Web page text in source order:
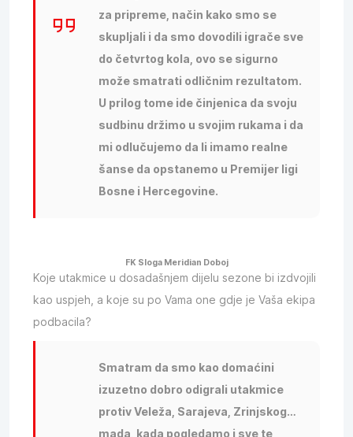
za pripreme, način kako smo se
skupljali i da smo dovodili igrače sve
do četvrtog kola, ovo se sigurno
može smatrati odličnim rezultatom.
U prilog tome ide činjenica da svoju
sudbinu držimo u svojim rukama i da
mi odlučujemo da li imamo realne
šanse da opstanemo u Premijer ligi
Bosne i Hercegovine.
FK Sloga Meridian Doboj
Koje utakmice u dosadašnjem dijelu sezone bi izdvojili
kao uspjeh, a koje su po Vama one gdje je Vaša ekipa
podbacila?
Smatram da smo kao domaćini
izuzetno dobro odigrali utakmice
protiv Veleža, Sarajeva, Zrinjskog…
mada, kada pogledamo i sve te